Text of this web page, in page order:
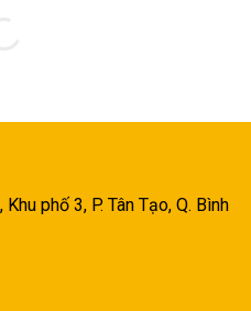
phố 3, P. Tân Tạo, Q. Bình